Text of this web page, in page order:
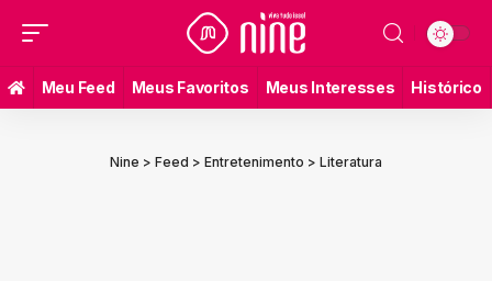
Meu Feed Meus Favoritos Meus Interesses Histórico
Nine > Feed > Entretenimento > Literatura